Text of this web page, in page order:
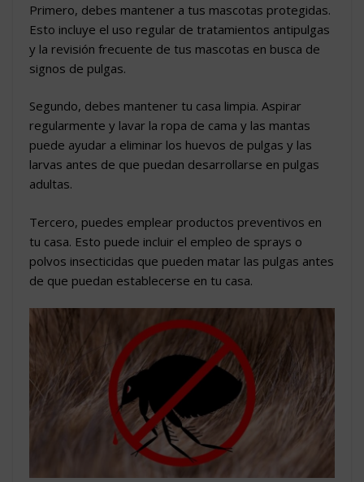
Primero, debes mantener a tus mascotas protegidas.
Esto incluye el uso regular de tratamientos antipulgas
y la revisión frecuente de tus mascotas en busca de
signos de pulgas.
Segundo, debes mantener tu casa limpia. Aspirar
regularmente y lavar la ropa de cama y las mantas
puede ayudar a eliminar los huevos de pulgas y las
larvas antes de que puedan desarrollarse en pulgas
adultas.
Tercero, puedes emplear productos preventivos en
tu casa. Esto puede incluir el empleo de sprays o
polvos insecticidas que pueden matar las pulgas antes
de que puedan establecerse en tu casa.